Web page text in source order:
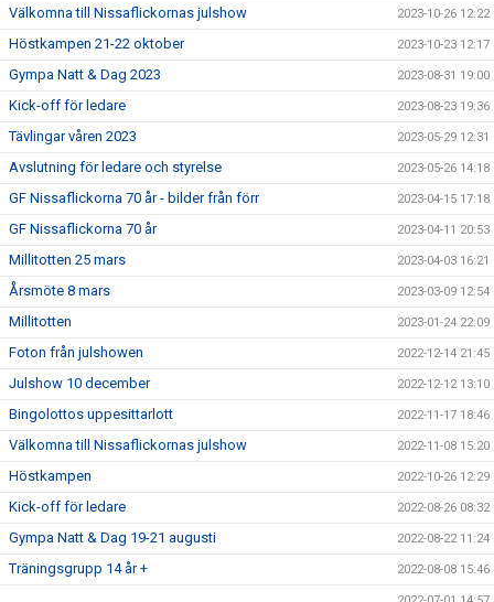
Välkomna till Nissaflickornas julshow 2023-10-26 12:22
Höstkampen 21-22 oktober 2023-10-23 12:17
Gympa Natt & Dag 2023 2023-08-31 19:00
Kick-off för ledare 2023-08-23 19:36
Tävlingar våren 2023 2023-05-29 12:31
Avslutning för ledare och styrelse 2023-05-26 14:18
GF Nissaflickorna 70 år - bilder från förr 2023-04-15 17:18
GF Nissaflickorna 70 år 2023-04-11 20:53
Millitotten 25 mars 2023-04-03 16:21
Årsmöte 8 mars 2023-03-09 12:54
Millitotten 2023-01-24 22:09
Foton från julshowen 2022-12-14 21:45
Julshow 10 december 2022-12-12 13:10
Bingolottos uppesittarlott 2022-11-17 18:46
Välkomna till Nissaflickornas julshow 2022-11-08 15:20
Höstkampen 2022-10-26 12:29
Kick-off för ledare 2022-08-26 08:32
Gympa Natt & Dag 19-21 augusti 2022-08-22 11:24
Träningsgrupp 14 år + 2022-08-08 15:46